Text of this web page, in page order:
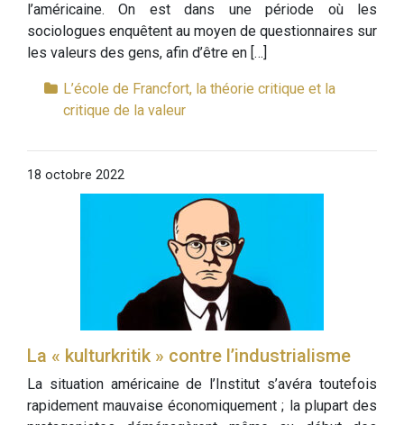
l’américaine. On est dans une période où les
sociologues enquêtent au moyen de questionnaires sur
les valeurs des gens, afin d’être en […]
L’école de Francfort, la théorie critique et la
critique de la valeur
18 octobre 2022
La « kulturkritik » contre l’industrialisme
La situation américaine de l’Institut s’avéra toutefois
rapidement mauvaise économiquement ; la plupart des